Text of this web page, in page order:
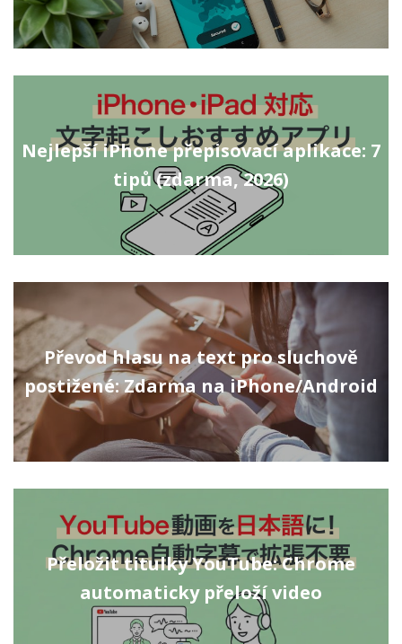
Nejlepší iPhone přepisovací aplikace: 7
tipů (zdarma, 2026)
Převod hlasu na text pro sluchově
postižené: Zdarma na iPhone/Android
Přeložit titulky YouTube: Chrome
automaticky přeloží video